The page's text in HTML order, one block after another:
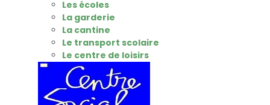
Les écoles
La garderie
La cantine
Le transport scolaire
Le centre de loisirs